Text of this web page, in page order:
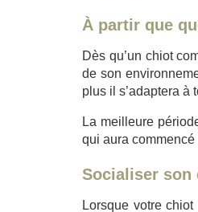
À partir que
Dès qu’un chiot
de son
plus il s’adaptera à
La meilleure
qui aura
Socialiser son
Lorsque votre